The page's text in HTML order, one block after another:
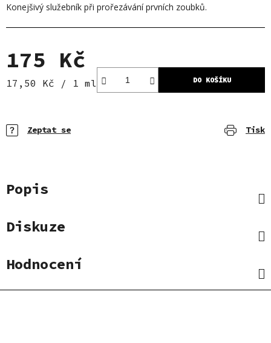
Konejšivý služebník při prořezávání prvních zoubků.
175 Kč
Měrná cena:
17,50 Kč / 1 ml DO KOŠÍKU
Tisk
Zeptat se
Popis
Diskuze
Hodnocení